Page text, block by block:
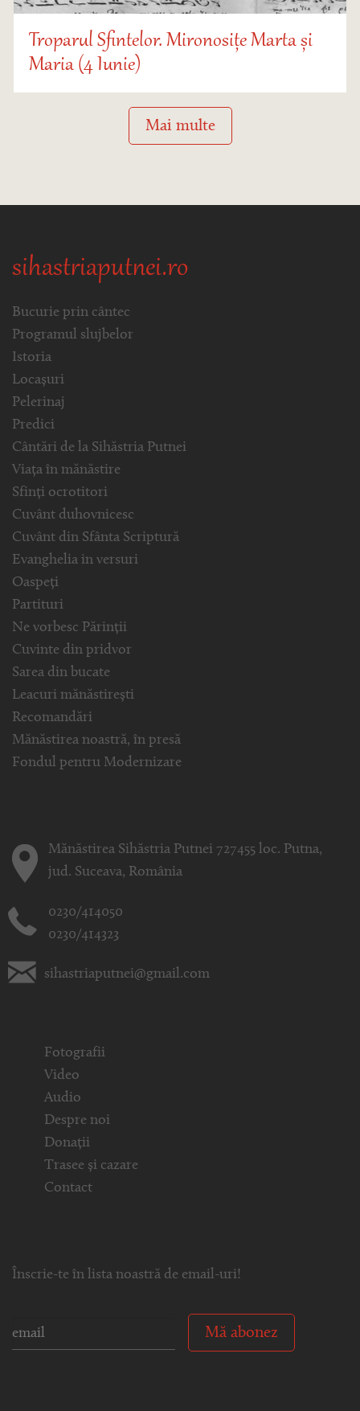
Troparul Sfintelor. Mironosițe Marta și
Maria (4 Iunie)
Mai multe
sihastriaputnei.ro
Bucurie prin cântec
Programul slujbelor
Istoria
Locașuri
Pelerinaj
Predici
Cântări de la Sihăstria Putnei
Viața în mănăstire
Sfinți ocrotitori
Cuvânt duhovnicesc
Cuvânt din Sfânta Scriptură
Evanghelia in versuri
Oaspeți
Partituri
Ne vorbesc Părinții
Cuvinte din pridvor
Sarea din bucate
Leacuri mănăstirești
Recomandări
Mănăstirea noastră, în presă
Fondul pentru Modernizare
Mănăstirea Sihăstria Putnei 727455 loc. Putna,
jud. Suceava, România
0230/414050
0230/414323
sihastriaputnei@gmail.com
Fotografii
Video
Audio
Despre noi
Donații
Trasee și cazare
Contact
Înscrie-te în lista noastră de email-uri!
Mă abonez